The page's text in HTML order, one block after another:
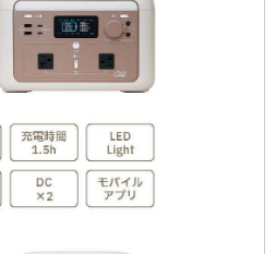
(送料別・税込)